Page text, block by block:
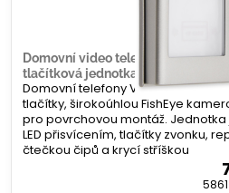
Domovní video telefon V-line
tlačítková jednotka s kamerou a
Domovní telefony V-line.
tlačítky, širokoúhlou FishEye
pro povrchovou montáž.
LED přisvícením, tlačítky zvonku,
čtečkou čipů a krycí stříškou